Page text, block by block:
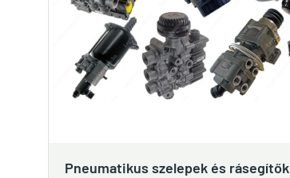
Pneumatikus szelepek és rásegítők